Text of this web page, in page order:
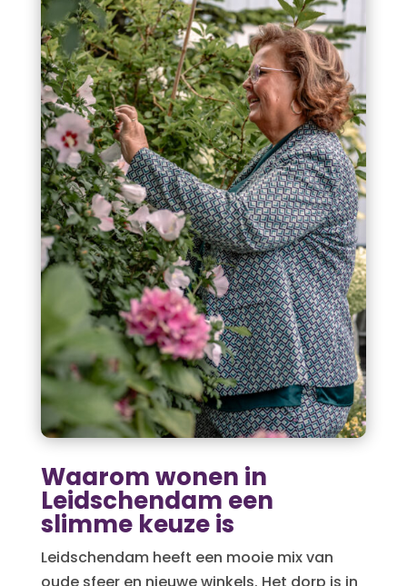
Waarom wonen in
Leidschendam een
slimme keuze is
Leidschendam heeft een mooie mix van
oude sfeer en nieuwe winkels. Het dorp is in